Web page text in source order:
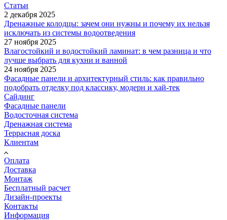
Статьи
2 декабря 2025
Дренажные колодцы: зачем они нужны и почему их нельзя
исключать из системы водоотведения
27 ноября 2025
Влагостойкий и водостойкий ламинат: в чем разница и что
лучше выбрать для кухни и ванной
24 ноября 2025
Фасадные панели и архитектурный стиль: как правильно
подобрать отделку под классику, модерн и хай-тек
Сайдинг
Фасадные панели
Водосточная система
Дренажная система
Террасная доска
Клиентам
Оплата
Доставка
Монтаж
Бесплатный расчет
Дизайн-проекты
Контакты
Информация